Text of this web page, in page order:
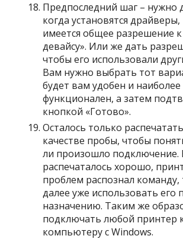
Предпоследний шаг – нужно
когда установятся
имеется общее разрешение
девайсу». Или же дать
чтобы его использовали
Вам нужно выбрать тот
будет вам удобен и наиболее
функционален, а затем
кнопкой «Готово».
Осталось только
качестве пробы, чтобы
ли произошло подключение.
распечаталось хорошо,
проблем распознал
далее уже использовать его
назначению. Таким же
подключать любой принтер
компьютеру с Windows.